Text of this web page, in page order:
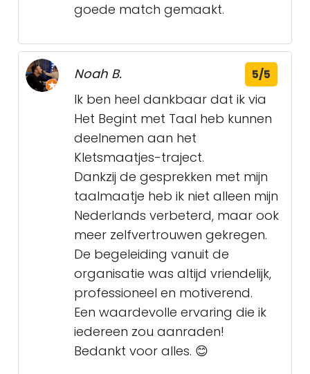
goede match gemaakt.
Noah B. 5/5
Ik ben heel dankbaar dat ik via
Het Begint met Taal heb kunnen
deelnemen aan het
Kletsmaatjes-traject.
Dankzij de gesprekken met mijn
taalmaatje heb ik niet alleen mijn
Nederlands verbeterd, maar ook
meer zelfvertrouwen gekregen.
De begeleiding vanuit de
organisatie was altijd vriendelijk,
professioneel en motiverend.
Een waardevolle ervaring die ik
iedereen zou aanraden!
Bedankt voor alles. 😊